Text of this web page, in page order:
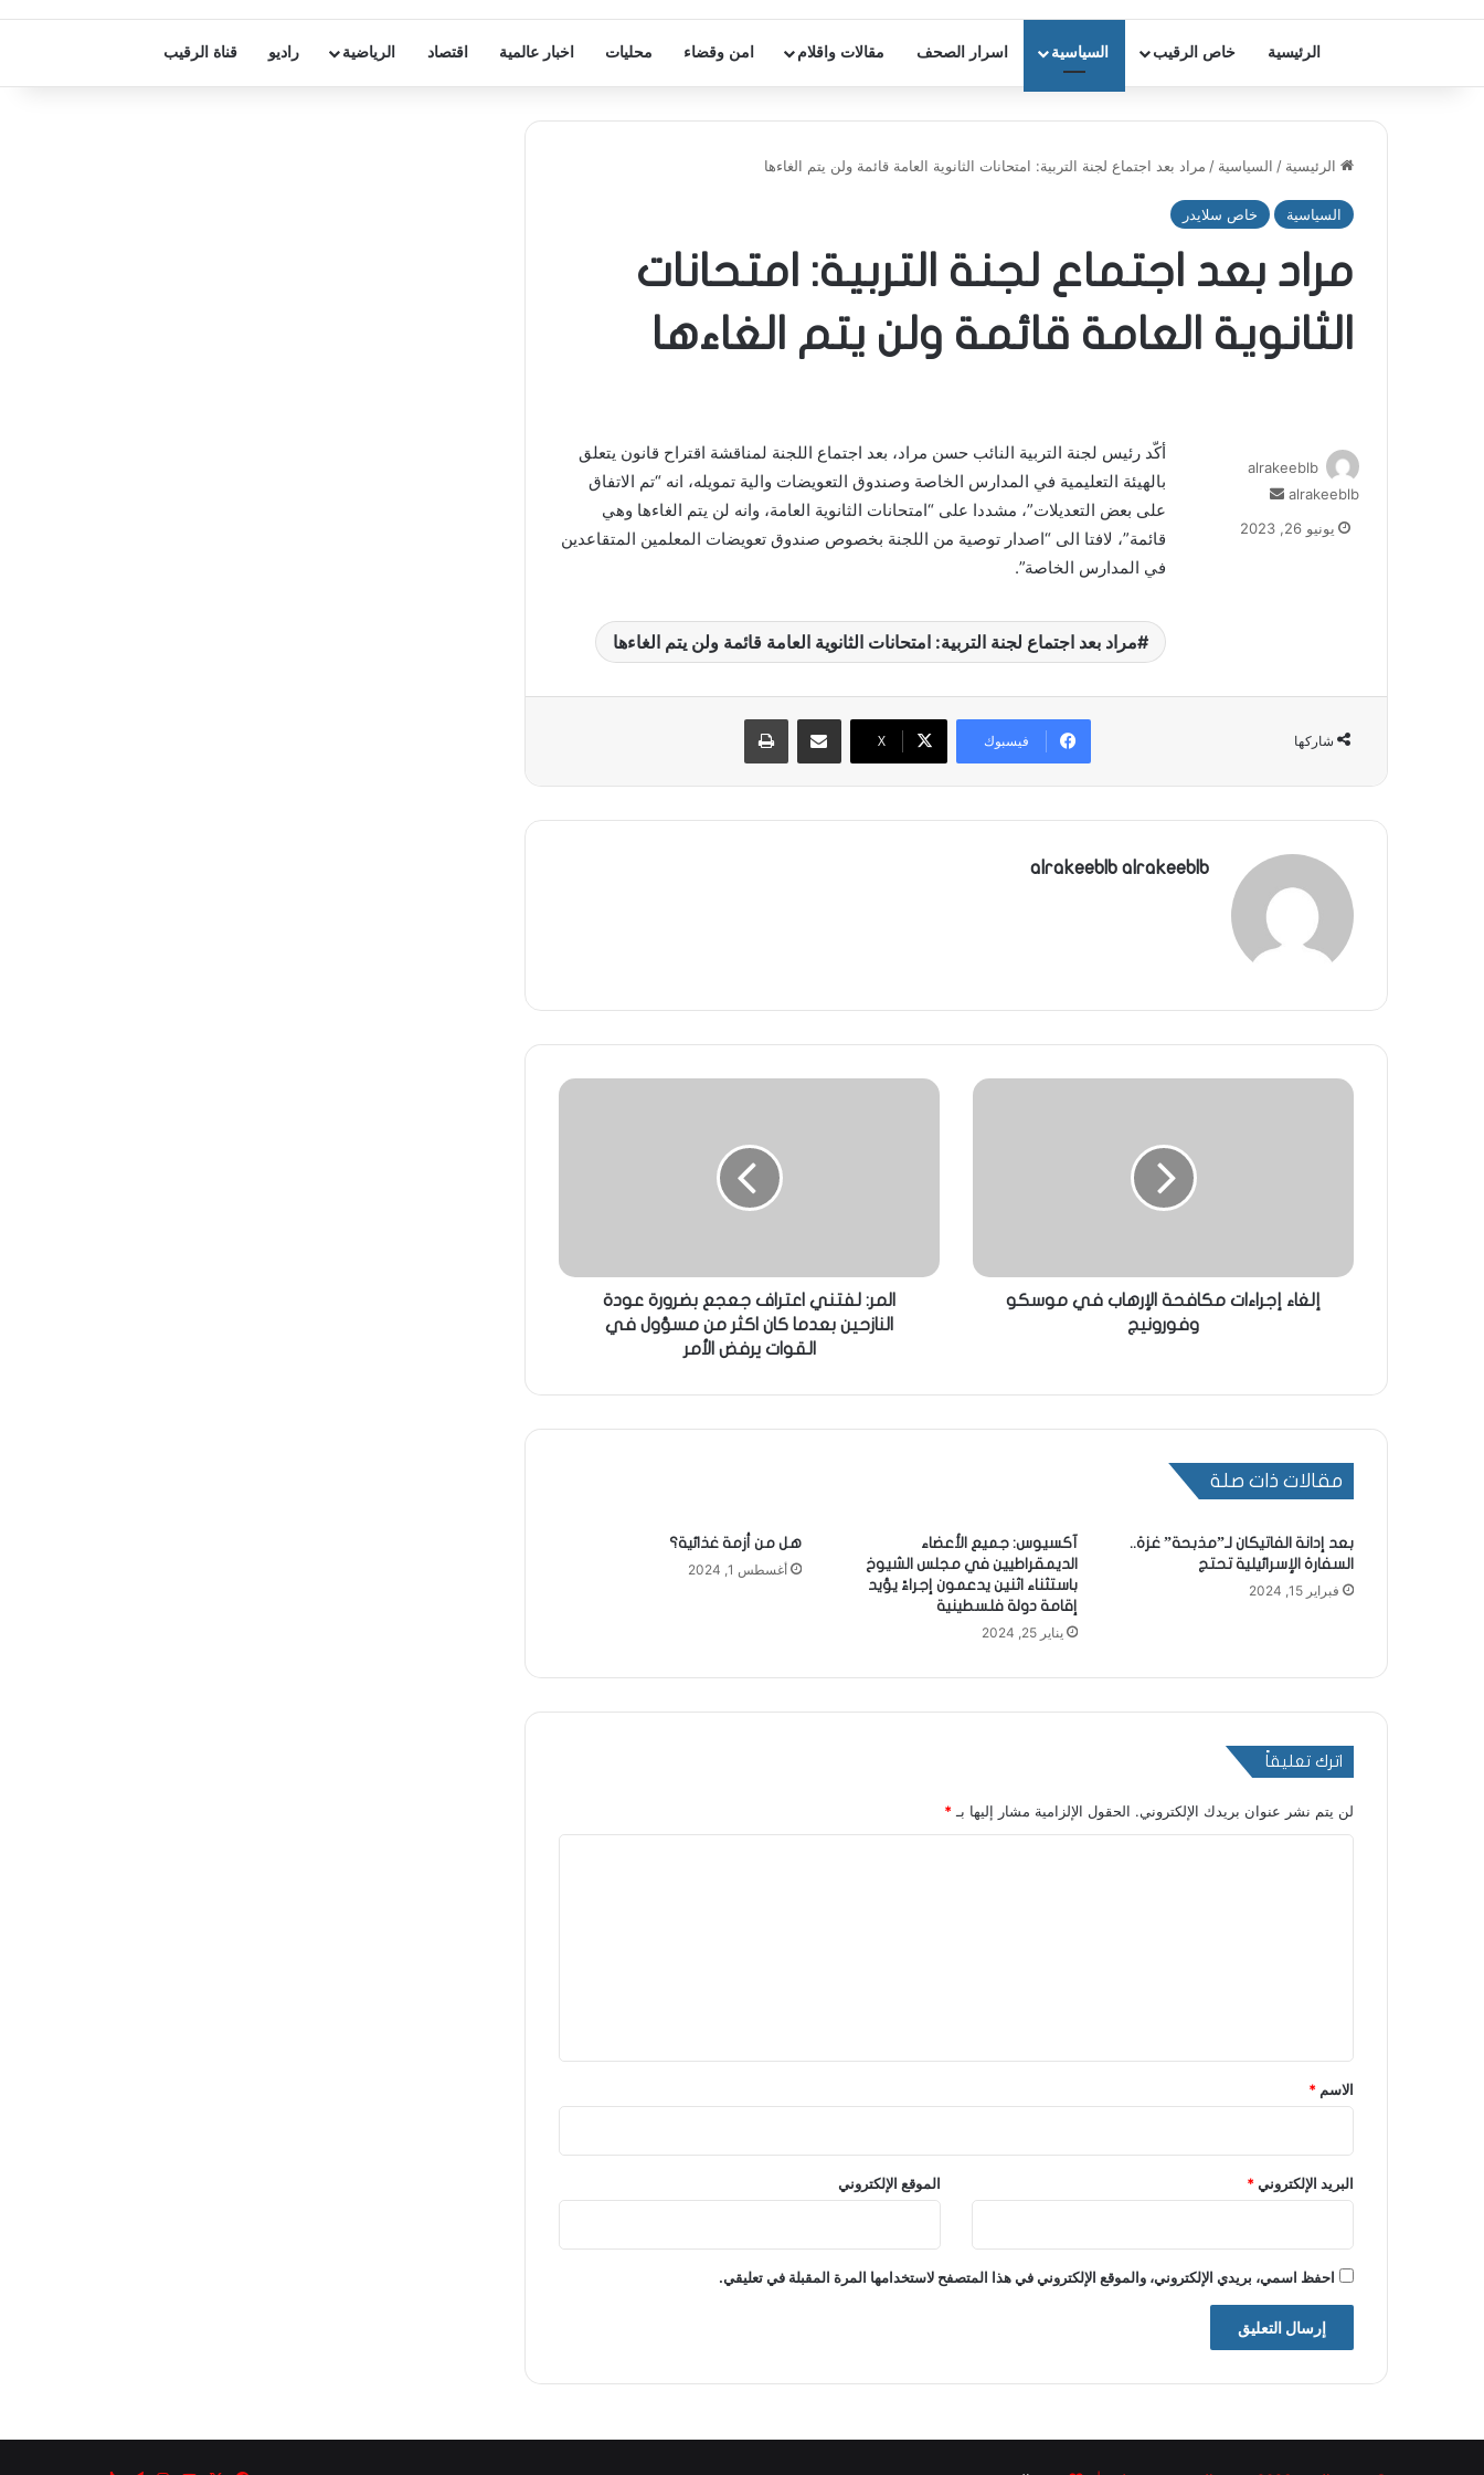
الرئيسية خاص الرقيب السياسية اسرار الصحف مقالات واقلام امن وقضاء محليات اخبار عالمية اقتصاد الرياضية راديو قناة الرقيب
الرئيسية / السياسية / مراد بعد اجتماع لجنة التربية: امتحانات الثانوية العامة قائمة ولن يتم الغاءها
السياسية خاص سلايدر
مراد بعد اجتماع لجنة التربية: امتحانات
الثانوية العامة قائمة ولن يتم الغاءها
أكّد رئيس لجنة التربية النائب حسن مراد، بعد اجتماع اللجنة لمناقشة اقتراح قانون يتعلق
بالهيئة التعليمية في المدارس الخاصة وصندوق التعويضات والية تمويله، انه “تم الاتفاق
على بعض التعديلات”، مشددا على “امتحانات الثانوية العامة، وانه لن يتم الغاءها وهي
قائمة”، لافتا الى “اصدار توصية من اللجنة بخصوص صندوق تعويضات المعلمين المتقاعدين
في المدارس الخاصة”.
مراد بعد اجتماع لجنة التربية: امتحانات الثانوية العامة قائمة ولن يتم الغاءها
alrakeeblb
alrakeeblb
أرسل
إلكترونيا
يونيو 26, 2023
شاركها فيسبوك X
مشاركة عبر البريد طباعة
alrakeeblb alrakeeblb
إلغاء إجراءات مكافحة الإرهاب في موسكو
وفورونيج
المر: لفتني اعتراف جعجع بضرورة عودة
النازحين بعدما كان اكثر من مسؤول في
القوات يرفض الأمر
مقالات ذات صلة
بعد إدانة الفاتيكان لـ”مذبحة” غزة..
السفارة الإسرائيلية تحتج
فبراير 15, 2024
آكسيوس: جميع الأعضاء
الديمقراطيين في مجلس الشيوخ
باستثناء اثنين يدعمون إجراءً يؤيد
إقامة دولة فلسطينية
يناير 25, 2024
هل من أزمة غذائية؟
أغسطس 1, 2024
اترك تعليقاً
لن يتم نشر عنوان بريدك الإلكتروني. الحقول الإلزامية مشار إليها بـ *
*
الاسم *
البريد الإلكتروني* الموقع الإلكتروني
احفظ اسمي، بريدي الإلكتروني، والموقع الإلكتروني في هذا المتصفح لاستخدامها المرة المقبلة في تعليقي.